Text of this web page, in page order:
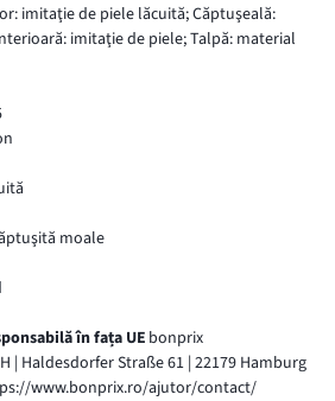
imitaţie de piele lăcuită; Căptuşeală:
imitaţie de piele; Talpă: material
moale
în fața UE bonprix
| Haldesdorfer Straße 61 | 22179 Hamburg
www.bonprix.ro/ajutor/contact/